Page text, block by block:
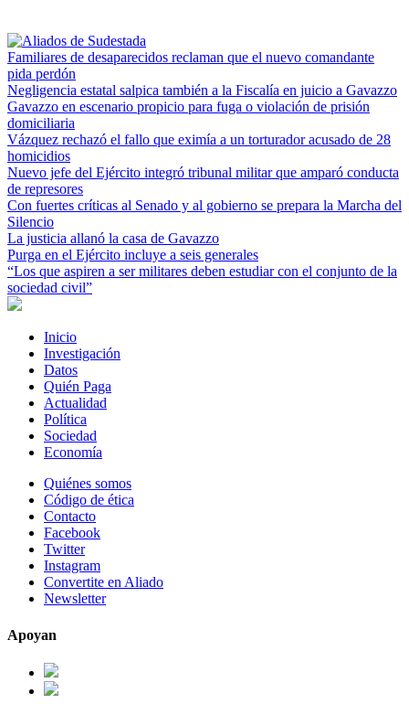
Familiares de desaparecidos reclaman que el nuevo comandante
pida perdón
Negligencia estatal salpica también a la Fiscalía en juicio a Gavazzo
Gavazzo en escenario propicio para fuga o violación de prisión
domiciliaria
Vázquez rechazó el fallo que eximía a un torturador acusado de 28
homicidios
Nuevo jefe del Ejército integró tribunal militar que amparó conducta
de represores
Con fuertes críticas al Senado y al gobierno se prepara la Marcha del
Silencio
La justicia allanó la casa de Gavazzo
Purga en el Ejército incluye a seis generales
“Los que aspiren a ser militares deben estudiar con el conjunto de la
sociedad civil”
Inicio
Investigación
Datos
Quién Paga
Actualidad
Política
Sociedad
Economía
Quiénes somos
Código de ética
Contacto
Facebook
Twitter
Instagram
Convertite en Aliado
Newsletter
Apoyan